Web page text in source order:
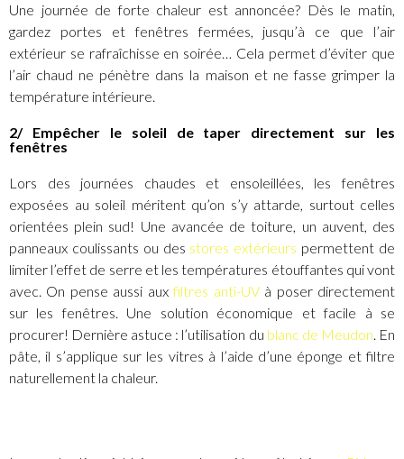
Une journée de forte chaleur est annoncée? Dès le matin,
gardez portes et fenêtres fermées, jusqu’à ce que l’air
extérieur se rafraîchisse en soirée… Cela permet d’éviter que
l’air chaud ne pénètre dans la maison et ne fasse grimper la
température intérieure.
2/ Empêcher le soleil de taper directement sur les
fenêtres
Lors des journées chaudes et ensoleillées, les fenêtres
exposées au soleil méritent qu’on s’y attarde, surtout celles
orientées plein sud! Une avancée de toiture, un auvent, des
panneaux coulissants ou des stores extérieurs permettent de
limiter l’effet de serre et les températures étouffantes qui vont
avec. On pense aussi auxfiltres anti-UVà poser directement
sur les fenêtres. Une solution économique et facile à se
procurer! Dernière astuce : l’utilisation du blanc de Meudon. En
pâte, il s’applique sur les vitres à l’aide d’une éponge et filtre
naturellement la chaleur.